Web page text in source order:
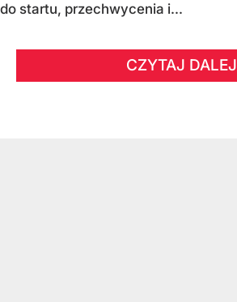
do startu, przechwycenia i...
CZYTAJ DALEJ